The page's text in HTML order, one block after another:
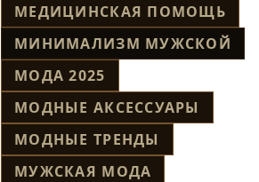
МЕДИЦИНСКАЯ ПОМОЩЬ
МИНИМАЛИЗМ МУЖСКОЙ
МОДА 2025
МОДНЫЕ АКСЕССУАРЫ
МОДНЫЕ ТРЕНДЫ
МУЖСКАЯ МОДА